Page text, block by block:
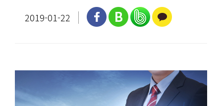
2019-01-22